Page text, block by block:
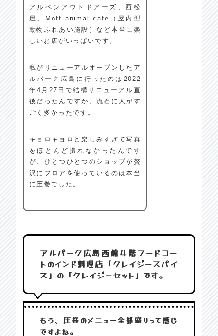
アルペンアウトドアーズ、西松
屋、Moff animal cafe（屋内型
動物ふれあい施設）など本当に楽
しいお店がいっぱいです。
私がリニューアルオープンしたア
ルパーク広島に行ったのは2022
年4月27日で結構リニューアル直
後だったんですが、流石に人がす
ごく多かったです。
キョロキョロと楽しみすぎて写真
をほとんど撮れなかったんです
が、ひとつひとつのショップが贅
沢にフロアを使っているのは本当
に圧巻でした。
アルパーク広島西館４階フードコー
トのインド料理店「クレイジースパイ
ス」の「クレイジーセット」です。
もう、圧巻のメニュー全部盛りって感じ
ですよね。